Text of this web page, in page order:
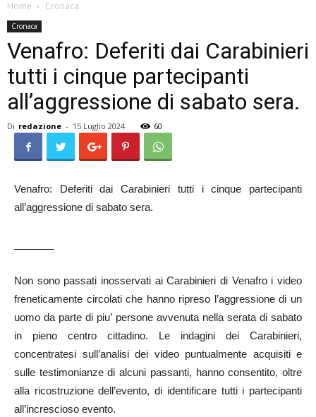
Home Cronaca
Cronaca
Venafro: Deferiti dai Carabinieri
tutti i cinque partecipanti
all’aggressione di sabato sera.
Di redazione - 15 Luglio 2024 60
Venafro: Deferiti dai Carabinieri tutti i cinque partecipanti
all’aggressione di sabato sera.
Non sono passati inosservati ai Carabinieri di Venafro i video
freneticamente circolati che hanno ripreso l’aggressione di un
uomo da parte di piu’ persone avvenuta nella serata di sabato
in pieno centro cittadino. Le indagini dei Carabinieri,
concentratesi sull’analisi dei video puntualmente acquisiti e
sulle testimonianze di alcuni passanti, hanno consentito, oltre
alla ricostruzione dell’evento, di identificare tutti i partecipanti
all’increscioso evento.